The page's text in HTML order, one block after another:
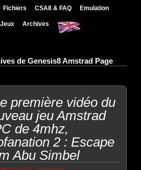
Fichiers CSA8 & FAQ Emulation
Jeux Archives
de Genesis8 Amstrad Page
première vidéo du
jeu Amstrad
de 4mhz,
2 : Escape
Abu Simbel